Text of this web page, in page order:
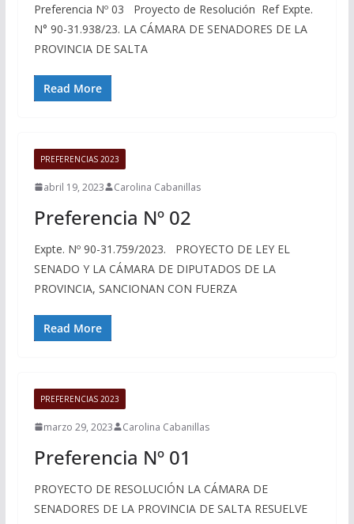
Preferencia Nº 03 Proyecto de Resolución Ref Expte.
N° 90-31.938/23. LA CÁMARA DE SENADORES DE LA
PROVINCIA DE SALTA
Read More
PREFERENCIAS 2023
abril 19, 2023 Carolina Cabanillas
Preferencia Nº 02
Expte. Nº 90-31.759/2023. PROYECTO DE LEY EL
SENADO Y LA CÁMARA DE DIPUTADOS DE LA
PROVINCIA, SANCIONAN CON FUERZA
Read More
PREFERENCIAS 2023
marzo 29, 2023 Carolina Cabanillas
Preferencia Nº 01
PROYECTO DE RESOLUCIÓN LA CÁMARA DE
SENADORES DE LA PROVINCIA DE SALTA RESUELVE